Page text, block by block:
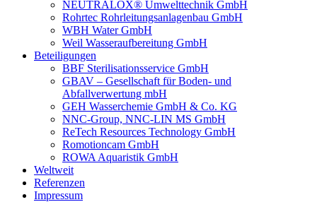
NEUTRALOX® Umwelttechnik GmbH
Rohrtec Rohrleitungsanlagenbau GmbH
WBH Water GmbH
Weil Wasseraufbereitung GmbH
Beteiligungen
BBF Sterilisationsservice GmbH
GBAV – Gesellschaft für Boden- und
Abfallverwertung mbH
GEH Wasserchemie GmbH & Co. KG
NNC-Group, NNC-LIN MS GmbH
ReTech Resources Technology GmbH
Romotioncam GmbH
ROWA Aquaristik GmbH
Weltweit
Referenzen
Impressum